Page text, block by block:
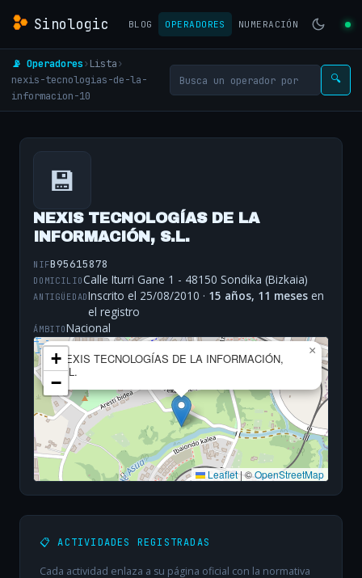
Sinologic BLOG OPERADORES NUMERACIÓN
📡 Operadores› Lista›
nexis-tecnologias-de-la-
informacion-10
🔍
💾
NEXIS TECNOLOGÍAS DE LA
INFORMACIÓN, S.L.
NIFB95615878
DOMICILIOCalle Iturri Gane 1 - 48150 Sondika (Bizkaia)
ANTIGÜEDADInscrito el 25/08/2010 · 15 años, 11 meses en
el registro
ÁMBITONacional
NEXIS TECNOLOGÍAS DE LA INFORMACIÓN,
S.L.
×
+
−
Leaflet|©OpenStreetMap
📋 ACTIVIDADES REGISTRADAS
Cada actividad enlaza a su página oficial con la normativa